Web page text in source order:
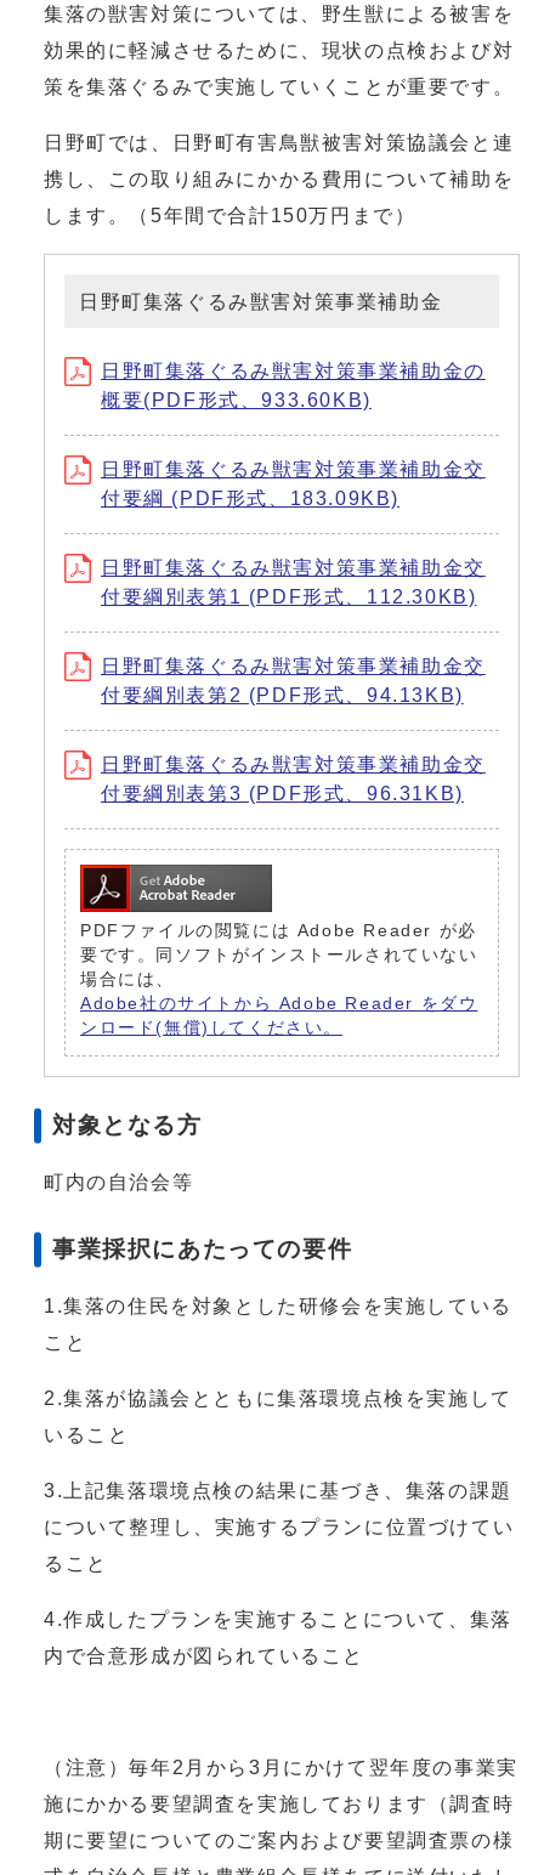
集落の獣害対策については、野生獣による被害を
効果的に軽減させるために、現状の点検および対
策を集落ぐるみで実施していくことが重要です。
日野町では、日野町有害鳥獣被害対策協議会と連
携し、この取り組みにかかる費用について補助を
します。（5年間で合計150万円まで）
日野町集落ぐるみ獣害対策事業補助金
日野町集落ぐるみ獣害対策事業補助金の
概要(PDF形式、933.60KB)
日野町集落ぐるみ獣害対策事業補助金交
付要綱 (PDF形式、183.09KB)
日野町集落ぐるみ獣害対策事業補助金交
付要綱別表第1 (PDF形式、112.30KB)
日野町集落ぐるみ獣害対策事業補助金交
付要綱別表第2 (PDF形式、94.13KB)
日野町集落ぐるみ獣害対策事業補助金交
付要綱別表第3 (PDF形式、96.31KB)
PDFファイルの閲覧には Adobe Reader が必
要です。同ソフトがインストールされていない
場合には、
Adobe社のサイトから Adobe Reader をダウ
ンロード(無償)してください。
対象となる方
町内の自治会等
事業採択にあたっての要件
1.集落の住民を対象とした研修会を実施している
こと
2.集落が協議会とともに集落環境点検を実施して
いること
3.上記集落環境点検の結果に基づき、集落の課題
について整理し、実施するプランに位置づけてい
ること
4.作成したプランを実施することについて、集落
内で合意形成が図られていること
（注意）毎年2月から3月にかけて翌年度の事業実
施にかかる要望調査を実施しております（調査時
期に要望についてのご案内および要望調査票の様